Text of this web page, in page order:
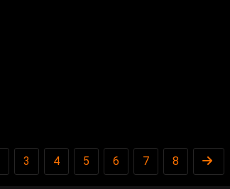
3 4 5 6 7 8